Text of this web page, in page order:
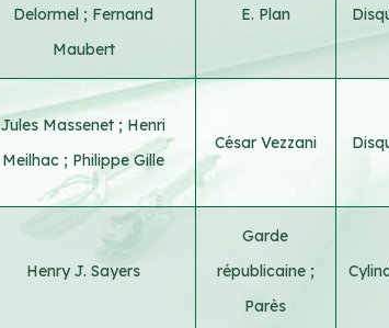
Delormel ; Fernand
Maubert
E. Plan
Jules Massenet ; Henri
Meilhac ; Philippe Gille
César Vezzani
Henry J. Sayers
Garde
républicaine ;
Parès